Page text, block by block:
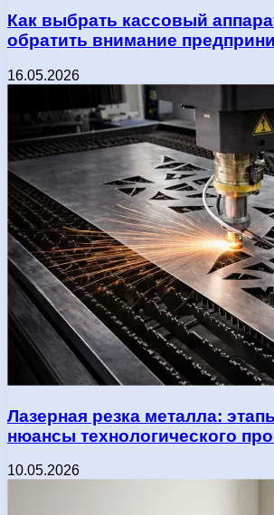
Как выбрать кассовый
обратить внимание
16.05.2026
Лазерная резка металла:
нюансы технологического
10.05.2026